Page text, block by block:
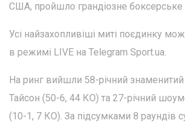
США, пройшло грандіозне
Усі найзахопливіші миті поєдинку
в режимі LIVE на Telegram Sport.ua.
На ринг вийшли 58-річний
Тайсон (50-6, 44 КО) та 27-річний
(10-1, 7 КО). За підсумками 8 раундів